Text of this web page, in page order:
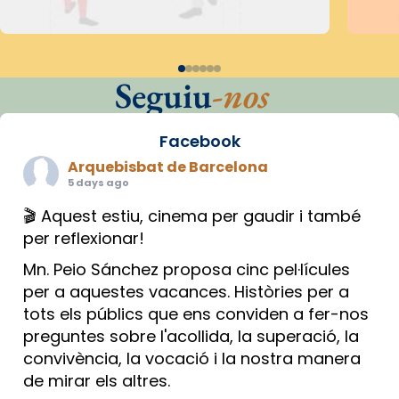
Seguiu-nos
Facebook
Arquebisbat de Barcelona
5 days ago
🎬 Aquest estiu, cinema per gaudir i també
per reflexionar!
Mn. Peio Sánchez proposa cinc pel·lícules
per a aquestes vacances. Històries per a
tots els públics que ens conviden a fer-nos
preguntes sobre l'acollida, la superació, la
convivència, la vocació i la nostra manera
de mirar els altres.